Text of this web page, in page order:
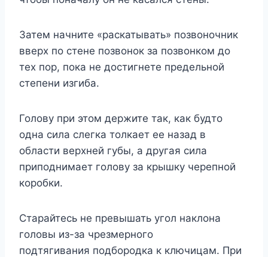
Затем начните «раскатывать» позвоночник
вверх по стене позвонок за позвонком до
тех пор, пока не достигнете предельной
степени изгиба.
Голову при этом держите так, как будто
одна сила слегка толкает ее назад в
области верхней губы, а другая сила
приподнимает голову за крышку черепной
коробки.
Старайтесь не превышать угол наклона
головы из-за чрезмерного
подтягивания подбородка к ключицам. При